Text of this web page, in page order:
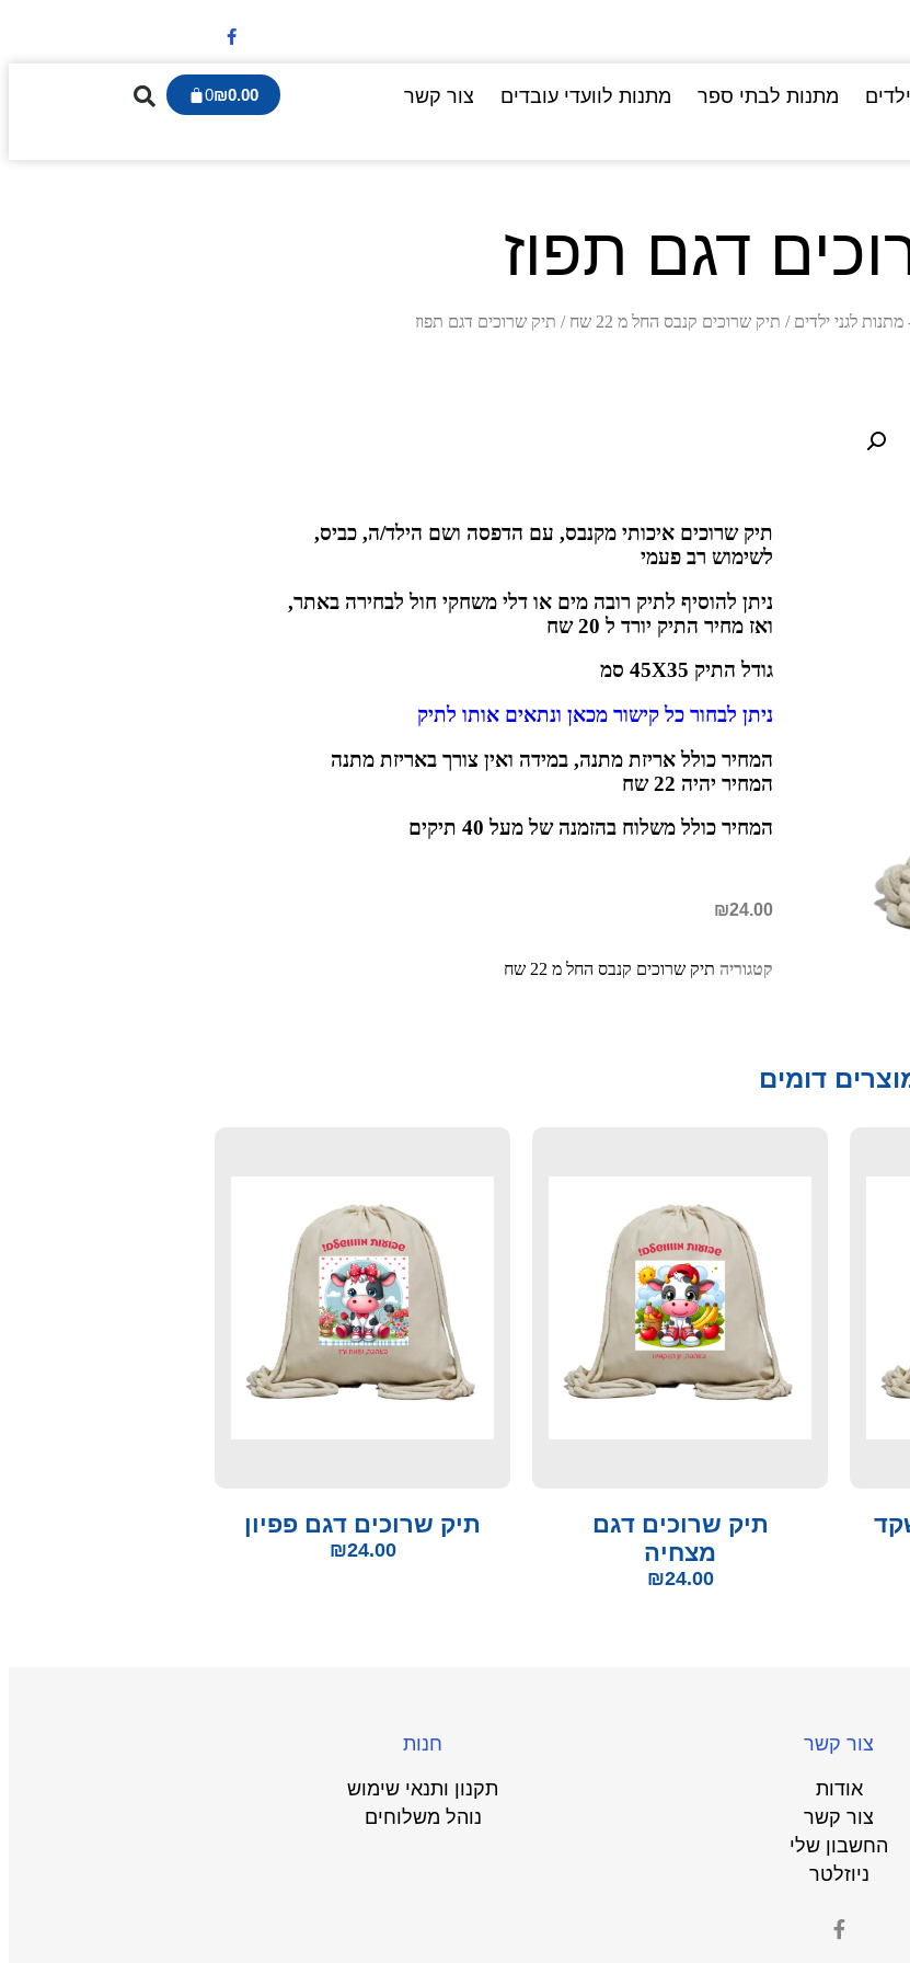
מתנות לבתי ספר מתנות לוועדי עובדים צור קשר ₪0.00
0
דגם תפוז
לגני ילדים / תיק שרוכים קנבס החל מ 22 שח / תיק שרוכים דגם תפוז
תיק שרוכים איכותי מקנבס, עם הדפסה ושם הילד/ה, כביס,
לשימוש רב פעמי
ניתן להוסיף לתיק רובה מים או דלי משחקי חול לבחירה באתר,
ואז מחיר התיק יורד ל 20 שח
גודל התיק 45X35 סמ
ניתן לבחור כל קישור מכאן ונתאים אותו לתיק
המחיר כולל אריזת מתנה, במידה ואין צורך באריזת מתנה
המחיר יהיה 22 שח
המחיר כולל משלוח בהזמנה של מעל 40 תיקים
₪24.00
קטגוריה תיק שרוכים קנבס החל מ 22 שח
דומים
תיק שרוכים דגם
מצחיה
₪24.00
תיק שרוכים דגם פפיון
₪24.00
צור קשר
אודות
צור קשר
החשבון שלי
ניוזלטר
חנות
תקנון ותנאי שימוש
נוהל משלוחים